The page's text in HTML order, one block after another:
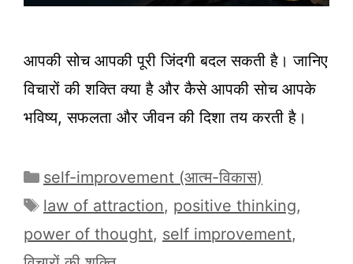
आपकी सोच आपकी पूरी जिंदगी बदल सकती है। जानिए
विचारों की शक्ति क्या है और कैसे आपकी सोच आपके
भविष्य, सफलता और जीवन की दिशा तय करती है।
Categories
self-improvement (आत्म-विकास)
Tags
law of attraction, positive thinking,
power of thought, self improvement,